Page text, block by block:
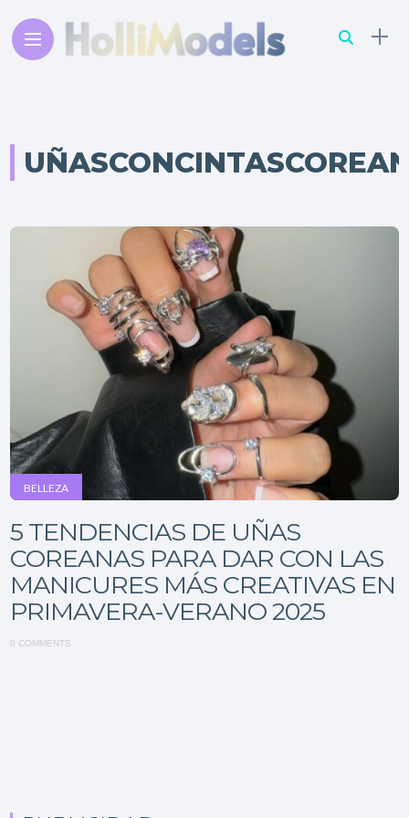
BELLEZA
5 TENDENCIAS DE UÑAS
COREANAS PARA DAR CON LAS
MANICURES MÁS CREATIVAS EN
PRIMAVERA-VERANO 2025
0 COMMENTS